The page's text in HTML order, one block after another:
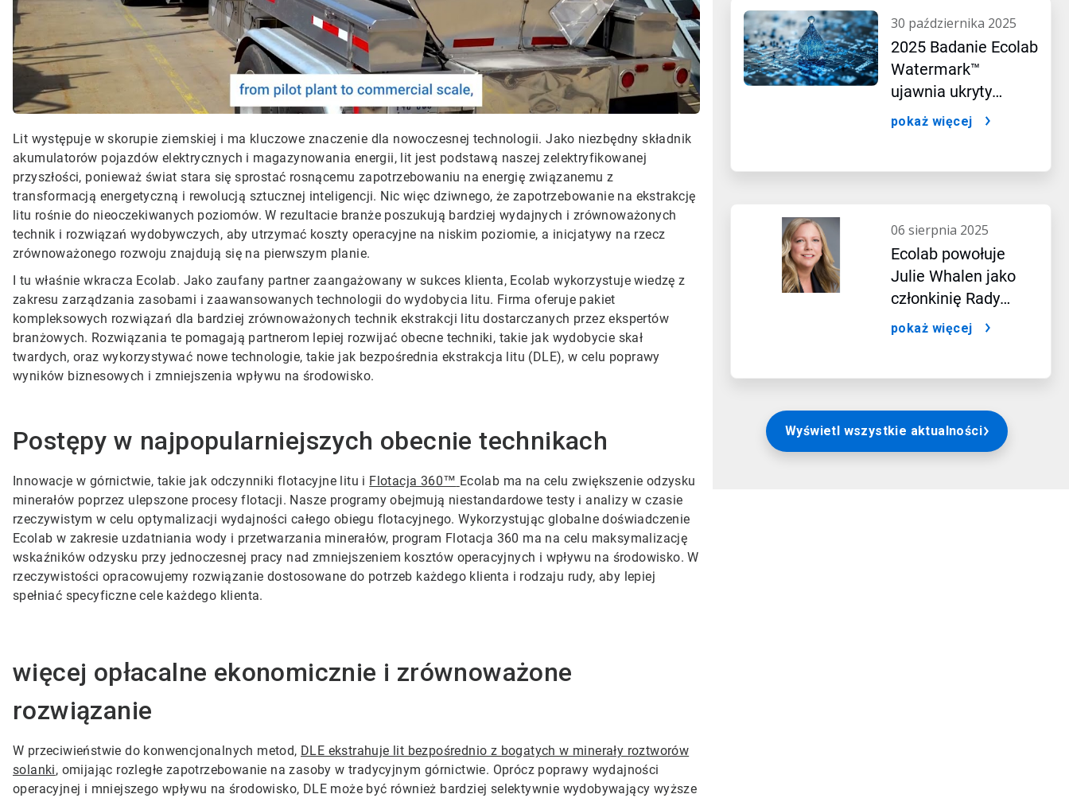
Lit występuje w skorupie ziemskiej i ma kluczowe znaczenie dla nowoczesnej technologii. Jako niezbędny składnik
akumulatorów pojazdów elektrycznych i magazynowania energii, lit jest podstawą naszej zelektryfikowanej
przyszłości, ponieważ świat stara się sprostać rosnącemu zapotrzebowaniu na energię związanemu z
transformacją energetyczną i rewolucją sztucznej inteligencji. Nic więc dziwnego, że zapotrzebowanie na ekstrakcję
litu rośnie do nieoczekiwanych poziomów. W rezultacie branże poszukują bardziej wydajnych i zrównoważonych
technik i rozwiązań wydobywczych, aby utrzymać koszty operacyjne na niskim poziomie, a inicjatywy na rzecz
zrównoważonego rozwoju znajdują się na pierwszym planie.
I tu właśnie wkracza Ecolab. Jako zaufany partner zaangażowany w sukces klienta, Ecolab wykorzystuje wiedzę z
zakresu zarządzania zasobami i zaawansowanych technologii do wydobycia litu. Firma oferuje pakiet
kompleksowych rozwiązań dla bardziej zrównoważonych technik ekstrakcji litu dostarczanych przez ekspertów
branżowych. Rozwiązania te pomagają partnerom lepiej rozwijać obecne techniki, takie jak wydobycie skał
twardych, oraz wykorzystywać nowe technologie, takie jak bezpośrednia ekstrakcja litu (DLE), w celu poprawy
wyników biznesowych i zmniejszenia wpływu na środowisko.
Postępy w najpopularniejszych obecnie technikach
Innowacje w górnictwie, takie jak odczynniki flotacyjne litu i Flotacja 360™ Ecolab ma na celu zwiększenie odzysku
minerałów poprzez ulepszone procesy flotacji. Nasze programy obejmują niestandardowe testy i analizy w czasie
rzeczywistym w celu optymalizacji wydajności całego obiegu flotacyjnego. Wykorzystując globalne doświadczenie
Ecolab w zakresie uzdatniania wody i przetwarzania minerałów, program Flotacja 360 ma na celu maksymalizację
wskaźników odzysku przy jednoczesnej pracy nad zmniejszeniem kosztów operacyjnych i wpływu na środowisko. W
rzeczywistości opracowujemy rozwiązanie dostosowane do potrzeb każdego klienta i rodzaju rudy, aby lepiej
spełniać specyficzne cele każdego klienta.
więcej opłacalne ekonomicznie i zrównoważone
rozwiązanie
W przeciwieństwie do konwencjonalnych metod, DLE ekstrahuje lit bezpośrednio z bogatych w minerały roztworów
solanki, omijając rozległe zapotrzebowanie na zasoby w tradycyjnym górnictwie. Oprócz poprawy wydajności
operacyjnej i mniejszego wpływu na środowisko, DLE może być również bardziej selektywnie wydobywający wyższe
30 października 2025
2025 Badanie Ecolab
Watermark™
ujawnia ukryty
wpływ sztucznej
pokaż więcej
06 sierpnia 2025
Ecolab powołuje
Julie Whalen jako
członkinię Rady
Dyrektorów
pokaż więcej
Wyświetl wszystkie aktualności